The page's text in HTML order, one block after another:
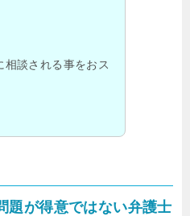
相談される事をおス
題が得意ではない弁護士